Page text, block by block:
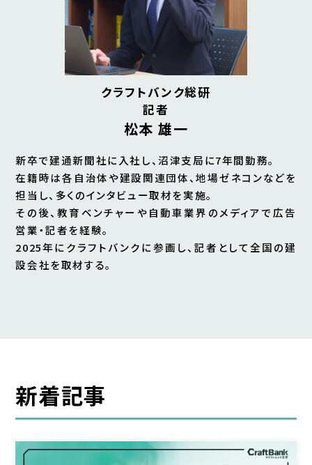
クラフトバンク総研
記者
松本 雄一
新卒で建通新聞社に入社し、沼津支局に7年間勤務。
在籍時は各自治体や建設関連団体、地場ゼネコンなどを
担当し、多くのインタビュー取材を実施。
その後、教育ベンチャーや自動車業界のメディアで広告
営業・記者を経験。
2025年にクラフトバンクに参画し、記者として全国の建
設会社を取材する。
新着記事